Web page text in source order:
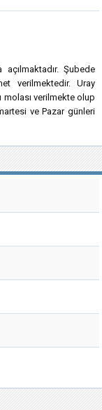
Şubede
verilmektedir. Uray
molası verilmekte olup
ve Pazar günleri